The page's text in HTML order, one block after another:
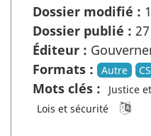
Dossier modifié :
Dossier publié :
Éditeur :
Formats :
Autre
Mots clés :
Justice
Lois et sécurité